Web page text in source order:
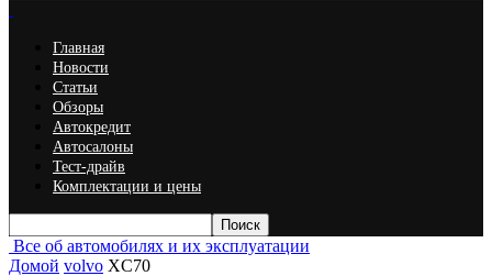
Главная
Новости
Статьи
Обзоры
Автокредит
Автосалоны
Тест-драйв
Комплектации и цены
Все об автомобилях и их эксплуатации
Домой volvo XC70